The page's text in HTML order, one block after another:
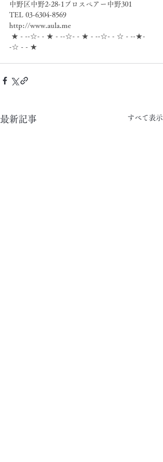
中野区中野2-28-1プロスペアー中野301
TEL 03-6304-8569
http://www.aula.me
-☆ - - ★
最新記事 すべて表示